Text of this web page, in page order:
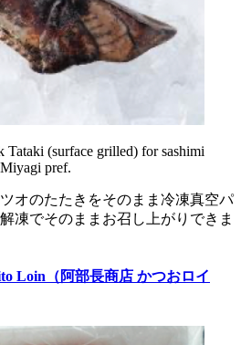
(surface grilled) for sashimi
pref.
オのたたきをそのまま冷凍真空パ
凍でそのままお召し上がりできま
Loin（阿部長商店 かつおロイ